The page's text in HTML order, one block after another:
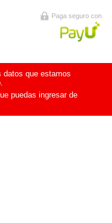
Paga seguro con
datos que estamos
puedas ingresar de